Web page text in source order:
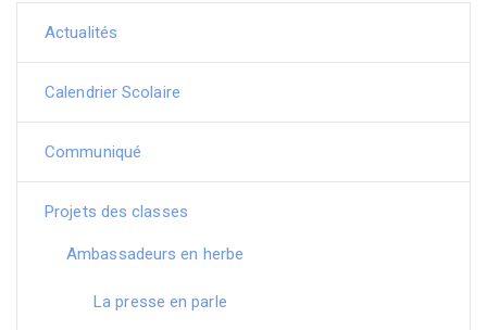
Actualités
Calendrier Scolaire
Communiqué
Projets des classes
Ambassadeurs en herbe
La presse en parle